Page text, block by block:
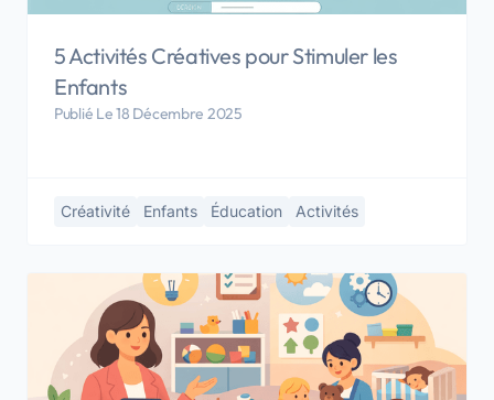
5 Activités Créatives pour Stimuler les
Enfants
Publié Le 18 Décembre 2025
Créativité Enfants Éducation Activités